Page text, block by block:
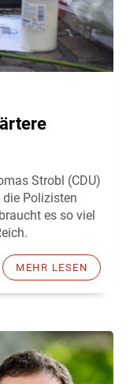
Strobl (CDU)
Polizisten
es so viel
MEHR LESEN